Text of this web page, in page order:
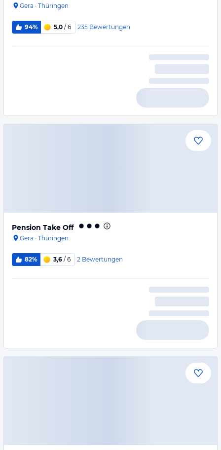
Gera · Thüringen
94% 5,0 / 6 235 Bewertungen
Pension Take Off
Gera · Thüringen
82% 3,6 / 6 2 Bewertungen